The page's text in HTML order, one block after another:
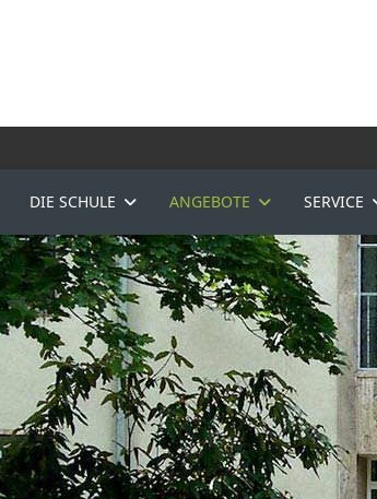
DIE SCHULE ANGEBOTE SERVICE